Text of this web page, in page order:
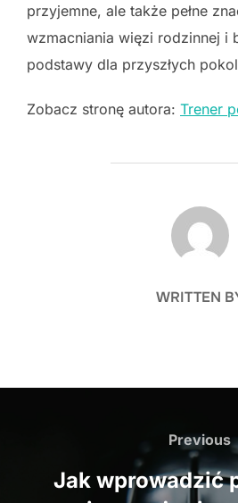
przyjemne, ale także pełne
wzmacniania więzi rodzinnej i
podstawy dla przyszłych
Zobacz stronę autora: Trener
POST
WRITTEN
Previous
Jak wprowadzić